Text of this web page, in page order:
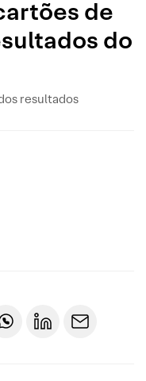
de
do
resultados